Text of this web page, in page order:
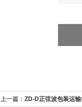
上一篇： ZD-D正弦波包装运